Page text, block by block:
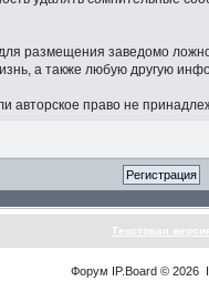
размещения заведомо
а также любую другую
право не
Текстовая
Форум IP.Board © 2026